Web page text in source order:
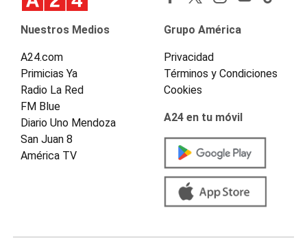
Nuestros Medios
A24.com
Primicias Ya
Radio La Red
FM Blue
Diario Uno Mendoza
San Juan 8
América TV
Grupo América
Privacidad
Términos y Condiciones
Cookies
A24 en tu móvil